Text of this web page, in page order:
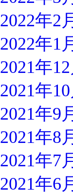
2022年2
2022年1
2021年12
2021年10
2021年9
2021年8
2021年7
2021年6